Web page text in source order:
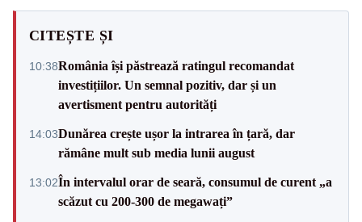
CITEȘTE ȘI
10:38România își păstrează ratingul recomandat
investițiilor. Un semnal pozitiv, dar și un
avertisment pentru autorități
14:03Dunărea crește ușor la intrarea în țară, dar
rămâne mult sub media lunii august
13:02În intervalul orar de seară, consumul de curent „a
scăzut cu 200-300 de megawați”